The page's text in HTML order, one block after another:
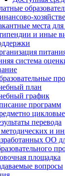
места
и иные
система
план
график
программ
перевода
и
ОО
площадка
вопросы